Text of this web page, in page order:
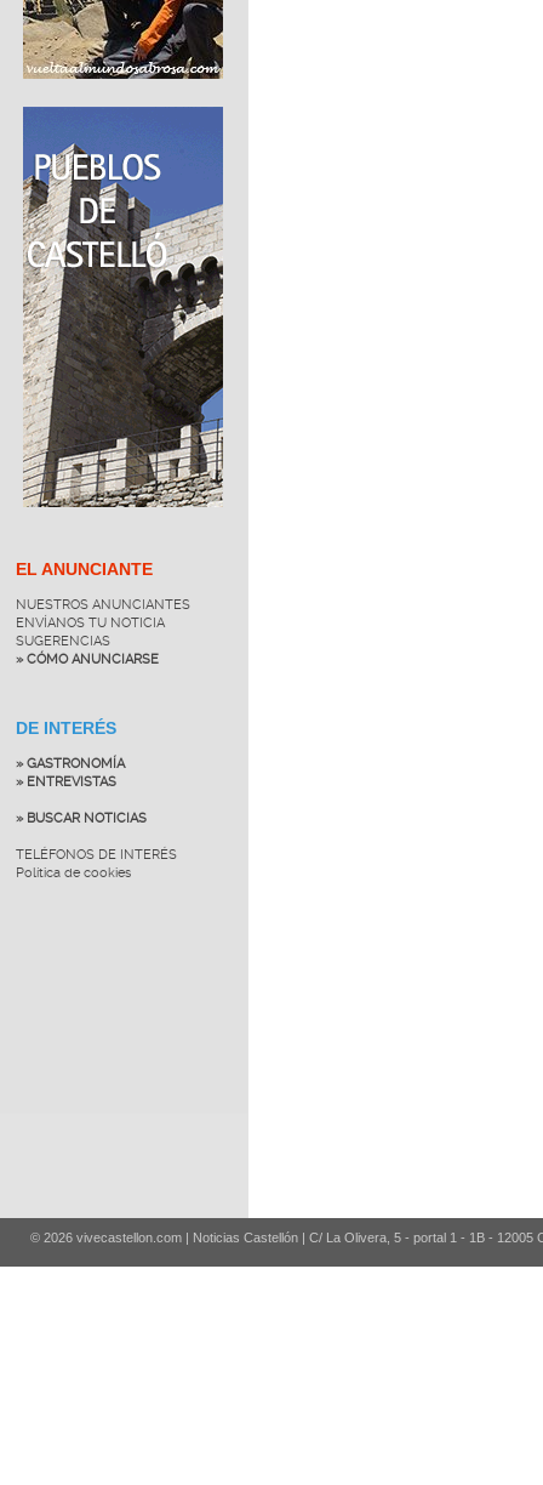
EL ANUNCIANTE
NUESTROS ANUNCIANTES
ENVÍANOS TU NOTICIA
SUGERENCIAS
» CÓMO ANUNCIARSE
DE INTERÉS
» GASTRONOMÍA
» ENTREVISTAS
» BUSCAR NOTICIAS
TELÉFONOS DE INTERÉS
Política de cookies
© 2026 vivecastellon.com | Noticias Castellón | C/ La Olivera, 5 - portal 1 - 1B - 12005